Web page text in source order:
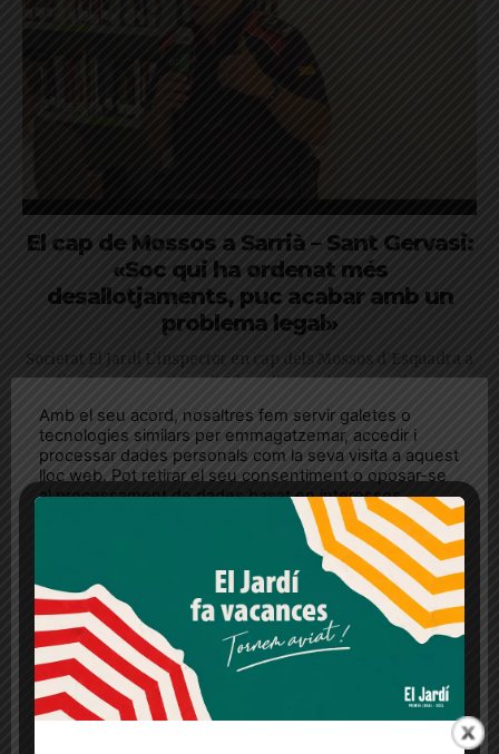
El cap de Mossos a Sarrià – Sant Gervasi:
«Soc qui ha ordenat més
desallotjaments, puc acabar amb un
problema legal»
Societat El Jardí L'inspector en cap dels Mossos d'Esquadra a
Sarrià - Sant Gervasi, Jordi Silva, s'ha erigit aquest dimarts en
un dels inspectors que ha...
Amb el seu acord, nosaltres fem servir galetes o
tecnologies similars per emmagatzemar, accedir i
processar dades personals com la seva visita a aquest
lloc web. Pot retirar el seu consentiment o oposar-se
al processament de dades basat en interessos
legítims en qualsevol moment fent clic a "Ajustos de
cookies" o a la nostra Política de privacitat en aquest
lloc web. Si cliques "acceptar" dones el teu
Més informació Acceptar Rebutjar tot
Quan l’usuari crea un compte al Diari el Jardí, dona el
seu consentiment explícit per rebre comunicacions